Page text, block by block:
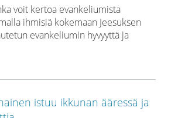
voit kertoa evankeliumista
ihmisiä kokemaan Jeesuksen
evankeliumin hyvyyttä ja